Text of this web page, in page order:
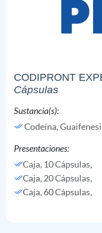
CODIPRONT
Cápsulas
Sustancia(s):
Codeína,
Presentaciones:
Caja, 10 Cápsulas,
Caja, 20 Cápsulas,
Caja, 60 Cápsulas,